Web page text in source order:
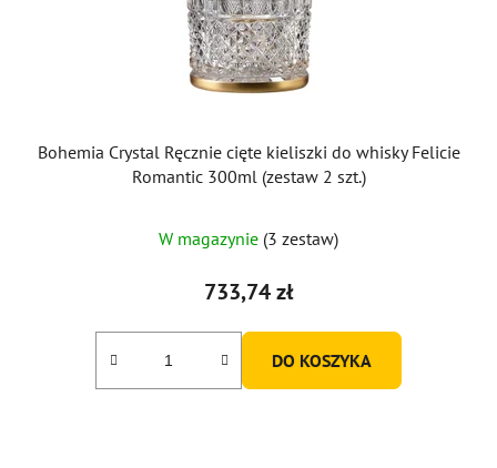
Bohemia Crystal Ręcznie cięte kieliszki do whisky Felicie
Romantic 300ml (zestaw 2 szt.)
W magazynie (3 zestaw)
733,74 zł
DO KOSZYKA